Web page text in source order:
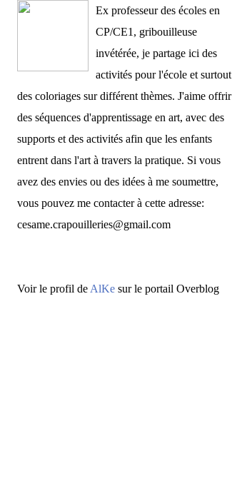
Ex professeur des écoles en
CP/CE1, gribouilleuse
invétérée, je partage ici des
activités pour l'école et surtout
des coloriages sur différent thèmes. J'aime offrir
des séquences d'apprentissage en art, avec des
supports et des activités afin que les enfants
entrent dans l'art à travers la pratique. Si vous
avez des envies ou des idées à me soumettre,
vous pouvez me contacter à cette adresse:
cesame.crapouilleries@gmail.com
Voir le profil de AlKe sur le portail Overblog